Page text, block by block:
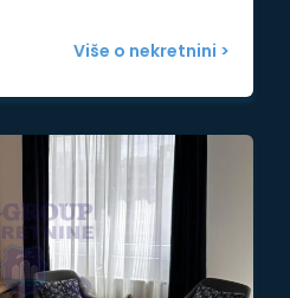
Više o nekretnini >